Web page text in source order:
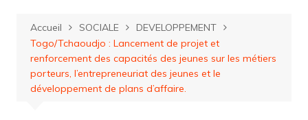
Accueil SOCIALE
DEVELOPPEMENT
Togo/Tchaoudjo : Lancement de projet et
renforcement des capacités des jeunes sur les métiers
porteurs, l’entrepreneuriat des jeunes et le
développement de plans d’affaire.